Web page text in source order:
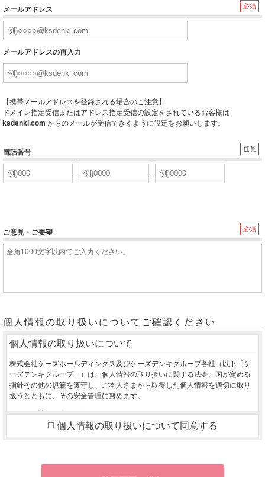
必須
メールアドレス
メールアドレスの再入力
【携帯メールアドレスを登録される場合のご注意】
ドメイン指定受信またはアドレス指定受信の設定をされているお客様は
ksdenki.com からのメールが受信できるように設定をお願いします。
任意
電話番号
- -
必須
ご意見・ご要望
個人情報の取り扱いについてご確認ください
個人情報の取り扱いについて
株式会社ケーズホールディングス及びケーズデンキグループ各社（以下「ケ
ーズデンキグループ」）は、個人情報の取り扱いに関する法令、国が定める
指針その他の規範を遵守し、ご本人さまから取得した個人情報を適切に取り
扱うとともに、その安全管理に努めます。
１．個人情報の利用目的
ご本人さまから同意をいただいた利用目的の達成に必要な範囲を超えて、取
得した個人情報を利用いたしません。
お取り寄せ商品が入荷した際、お客様にご連絡させていただくため
個人情報の取り扱いについて同意する